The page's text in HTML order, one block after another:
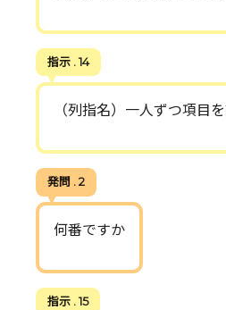
指示 . 14
（列指名）一人ずつ項目
発問 . 2
何番ですか
指示 . 15